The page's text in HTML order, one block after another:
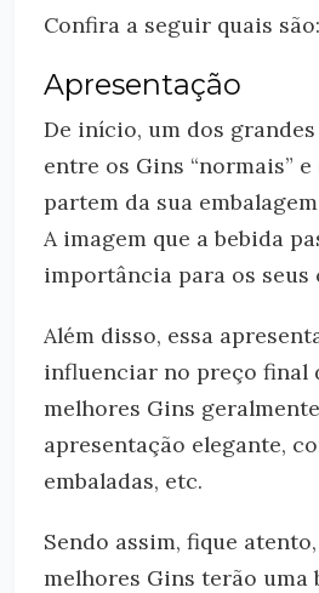
Confira a seguir quais são:
Apresentação
De início, um dos
entre os Gins “normais”
partem da sua
A imagem que a bebida
importância para os seus
Além disso, essa
influenciar no preço final
melhores Gins
apresentação elegante,
embaladas, etc.
Sendo assim, fique
melhores Gins terão uma